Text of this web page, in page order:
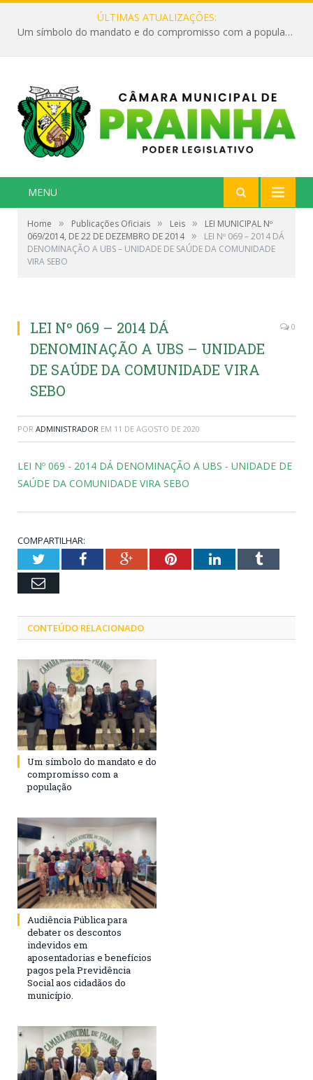
ÚLTIMAS ATUALIZAÇÕES:
Um símbolo do mandato e do compromisso com a população
MENU
Home » Publicações Oficiais » Leis »
LEI MUNICIPAL Nº
069/2014, DE 22 DE DEZEMBRO DE 2014 »
LEI Nº 069 – 2014 DÁ
DENOMINAÇÃO A UBS – UNIDADE DE SAÚDE DA COMUNIDADE
VIRA SEBO
LEI Nº 069 – 2014 DÁ
DENOMINAÇÃO A UBS – UNIDADE
DE SAÚDE DA COMUNIDADE VIRA
SEBO
0
POR ADMINISTRADOR EM 11 DE AGOSTO DE 2020
LEI Nº 069 - 2014 DÁ DENOMINAÇÃO A UBS - UNIDADE DE
SAÚDE DA COMUNIDADE VIRA SEBO
COMPARTILHAR:
TwitterFacebookGoogle+PinterestLinkedInTumblr
Email
CONTEÚDO RELACIONADO
Um símbolo do mandato e do
compromisso com a
população
Audiência Pública para
debater os descontos
indevidos em
aposentadorias e benefícios
pagos pela Previdência
Social aos cidadãos do
município.